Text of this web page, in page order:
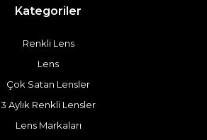
Kategoriler
Renkli Lens
Lens
Çok Satan Lensler
3 Aylık Renkli Lensler
Lens Markaları